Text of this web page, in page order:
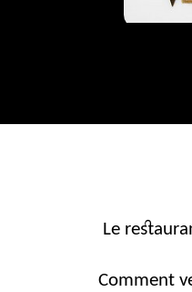
Le
Comment